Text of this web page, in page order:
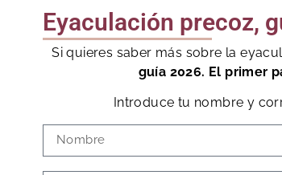
Eyaculación precoz,
Si quieres saber más sobre la
guía 2026. El primer
Introduce tu nombre y